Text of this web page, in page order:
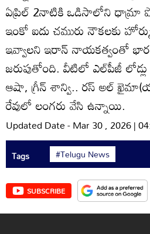
ఏప్రిల్‌ 2నాటికి ఒడిసాలోని ధామ్రా
ఇంకో ఐదు చమురు నౌకలకు
ఇవ్వాలని ఇరాన్‌ నాయకత్వంతో భారత్‌
జరుపుతోంది. వీటిలో ఎల్‌పీజీ లోడ్లు
ఆషా, గ్రీన్‌ శాన్వి.. రస్‌ అల్‌
రేవులో లంగరు వేసి ఉన్నాయి.
Updated Date - Mar 30 , 2026 |
Tags #Telugu News
SUBSCRIBE